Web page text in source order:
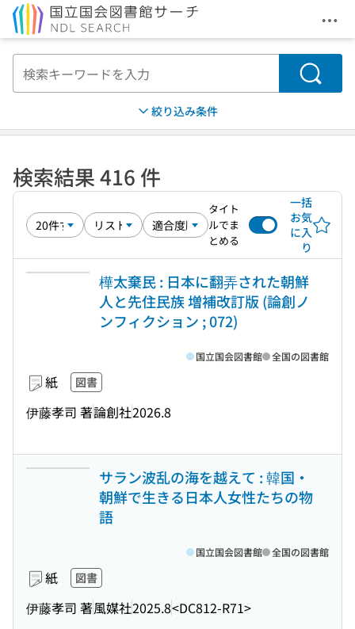
メ
検索
絞り込み条件
検索結果 416 件
タイト
ルでま
とめる
一括
お気
に入
り
樺太棄民 : 日本に翻弄された朝鮮
人と先住民族 増補改訂版 (論創ノ
ンフィクション ; 072)
紙 図書
伊藤孝司 著論創社2026.8
国立国会図書館 全国の図書館
サラン波乱の海を越えて : 韓国・
朝鮮で生きる日本人女性たちの物
語
紙 図書
伊藤孝司 著風媒社2025.8<DC812-R71>
国立国会図書館 全国の図書館